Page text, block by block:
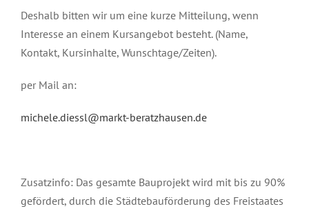
Deshalb bitten wir um eine kurze Mitteilung, wenn
Interesse an einem Kursangebot besteht. (Name,
Kontakt, Kursinhalte, Wunschtage/Zeiten).
per Mail an:
michele.diessl@markt-beratzhausen.de
Zusatzinfo: Das gesamte Bauprojekt wird mit bis zu 90%
gefördert, durch die Städtebauförderung des Freistaates